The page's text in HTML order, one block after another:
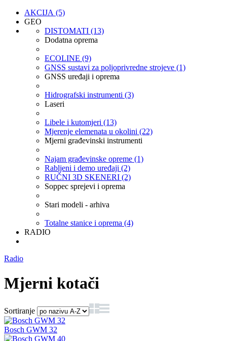
AKCIJA (5)
GEO
DISTOMATI (13)
Dodatna oprema
ECOLINE (9)
GNSS sustavi za poljoprivredne strojeve (1)
GNSS uređaji i oprema
Hidrografski instrumenti (3)
Laseri
Libele i kutomjeri (13)
Mjerenje elemenata u okolini (22)
Mjerni građevinski instrumenti
Najam građevinske opreme (1)
Rabljeni i demo uređaji (2)
RUČNI 3D SKENERI (2)
Soppec sprejevi i oprema
Stari modeli - arhiva
Totalne stanice i oprema (4)
RADIO
Radio
Mjerni kotači
Sortiranje
Bosch GWM 32